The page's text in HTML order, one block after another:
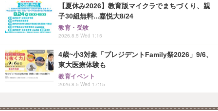
【夏休み2026】教育版マイクラでまちづくり、親
子30組無料...嘉悦大8/24
教育・受験
2026.8.5 Wed 1:15
4歳~小3対象「プレジデントFamily祭2026」9/6、
東大医療体験も
教育イベント
2026.8.5 Wed 17:15